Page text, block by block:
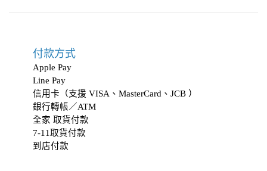
付款方式
Apple Pay
Line Pay
信用卡（支援 VISA、MasterCard、JCB ）
銀行轉帳／ATM
全家 取貨付款
7-11取貨付款
到店付款